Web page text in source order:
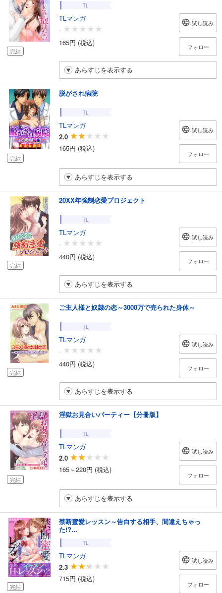
完結
TL
TLマンガ
-
165円 (税込)
試し読み
フォロー
あらすじを表示する
完結
脱がされ病院
TL
TLマンガ
2.0
165円 (税込)
試し読み
フォロー
あらすじを表示する
完結
20XX年強制恋愛プロジェクト
TL
TLマンガ
-
440円 (税込)
試し読み
フォロー
あらすじを表示する
完結
ご主人様と奴隷の恋～3000万で売られた身体～
TL
TLマンガ
-
440円 (税込)
試し読み
フォロー
あらすじを表示する
完結
淫獄お見合いパーティー【分冊版】
TL
TLマンガ
2.0
165～220円 (税込)
試し読み
フォロー
あらすじを表示する
完結
禁断蜜愛レッスン～告白する相手、間違えちゃっ
た!?...
TL
TLマンガ
2.3
715円 (税込)
試し読み
フォロー